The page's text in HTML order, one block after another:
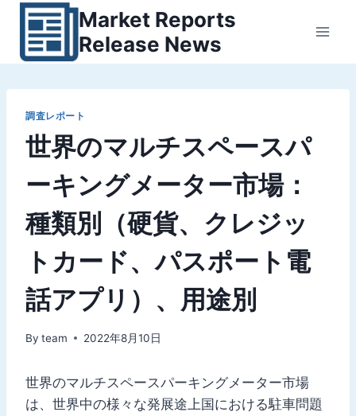
Market Reports
Release News
調査レポート
世界のマルチスペースパ
ーキングメーター市場：
種類別（硬貨、クレジッ
トカード、パスポート電
話アプリ）、用途別
By team 2022年8月10日
世界のマルチスペースパーキングメーター市場
は、世界中の様々な発展途上国における駐車問題